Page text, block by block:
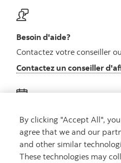
Besoin d'aide?
Contactez votre conseiller
Contactez un conseiller
Obtenez des conseils
Rencontrez un conseiller
Prenez rendez-vous
By clicking "Accept All",
agree that we and our
and other similar
These technologies may